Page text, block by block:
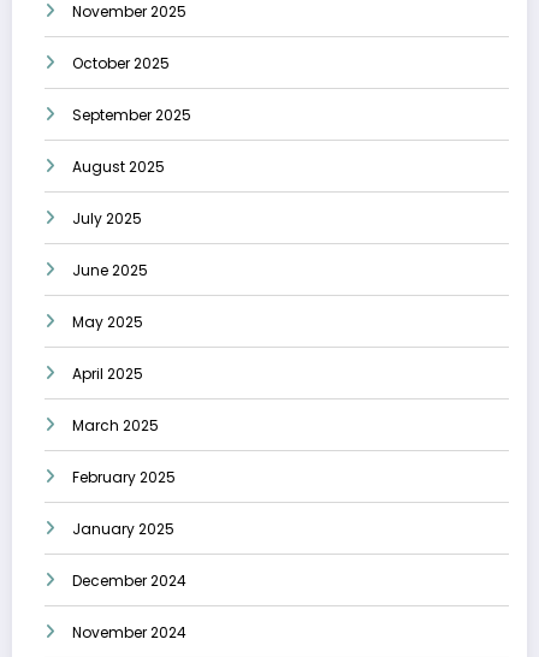
November 2025
October 2025
September 2025
August 2025
July 2025
June 2025
May 2025
April 2025
March 2025
February 2025
January 2025
December 2024
November 2024